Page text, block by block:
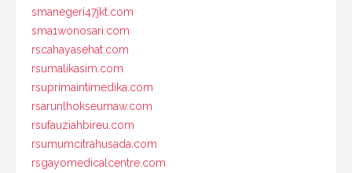
smanegeri47jkt.com
sma1wonosari.com
rscahayasehat.com
rsumalikasim.com
rsuprimaintimedika.com
rsarunlhokseumaw.com
rsufauziahbireu.com
rsumumcitrahusada.com
rsgayomedicalcentre.com